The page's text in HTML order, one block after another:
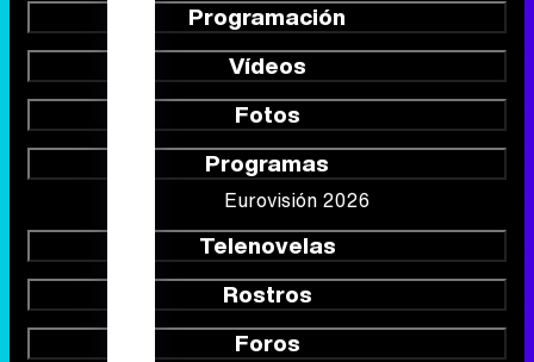
Programación
Vídeos
Fotos
Programas
Eurovisión 2026
Telenovelas
Rostros
Foros